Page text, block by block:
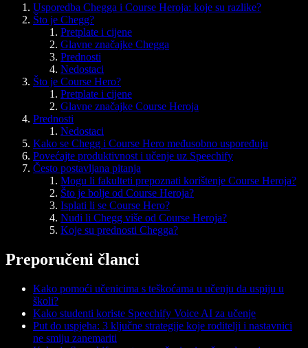
Usporedba Chegga i Course Heroja: koje su razlike?
Što je Chegg?
Pretplate i cijene
Glavne značajke Chegga
Prednosti
Nedostaci
Što je Course Hero?
Pretplate i cijene
Glavne značajke Course Heroja
Prednosti
Nedostaci
Kako se Chegg i Course Hero međusobno uspoređuju
Povećajte produktivnost i učenje uz Speechify
Često postavljana pitanja
Mogu li fakulteti prepoznati korištenje Course Heroja?
Što je bolje od Course Heroja?
Isplati li se Course Hero?
Nudi li Chegg više od Course Heroja?
Koje su prednosti Chegga?
Preporučeni članci
Kako pomoći učenicima s teškoćama u učenju da uspiju u
školi?
Kako studenti koriste Speechify Voice AI za učenje
Put do uspjeha: 3 ključne strategije koje roditelji i nastavnici
ne smiju zanemariti